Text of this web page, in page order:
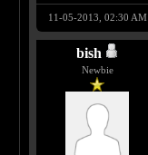
11-05-2013, 02:30 AM
bish
Newbie